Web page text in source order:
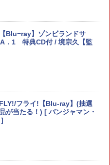
ァイナルファンタジー レゾナ
し騎士の応援パック・かけだ
OK]【新品】【PS5】零 〜紅い
[PS5版]
PS5ソフト REANIMAL【広田
國志14 - PS4
ース レザーケース スイッチ2
対応 スイッチ スイッチツー
ニマル PUレザー 革 カバー
ラップ付属 オシャレ ソフト
ェットケース クリスマス ギフ
ト 送料無料
【Blu−ray】ゾンビランドサ
．1 特典CD付 / 境宗久【監
FLY!/フライ!【Blu-ray】(抽選
が当たる！) [ バンジャマン・